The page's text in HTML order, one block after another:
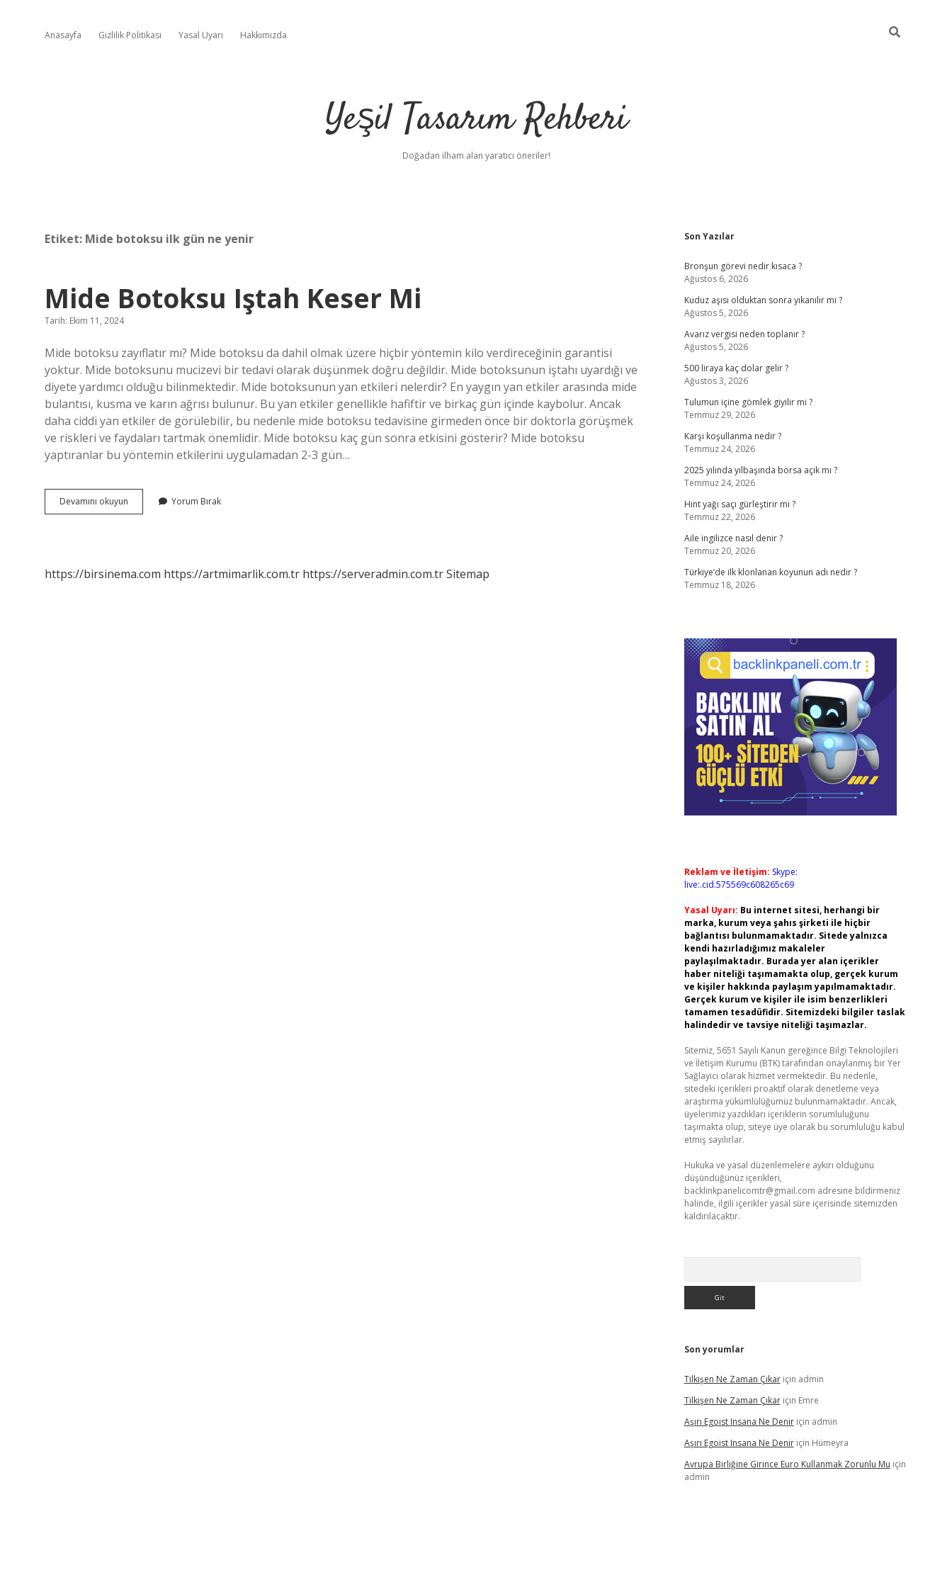
Anasayfa Gizlilik Politikası Yasal Uyarı Hakkımızda
Yeşil Tasarım Rehberi
Doğadan ilham alan yaratıcı öneriler!
Etiket: Mide botoksu ilk gün ne yenir
Mide Botoksu Iştah Keser Mi
Tarih: Ekim 11, 2024
Mide botoksu zayıflatır mı? Mide botoksu da dahil olmak üzere hiçbir yöntemin kilo verdireceğinin garantisi
yoktur. Mide botoksunu mucizevi bir tedavi olarak düşünmek doğru değildir. Mide botoksunun iştahı uyardığı ve
diyete yardımcı olduğu bilinmektedir. Mide botoksunun yan etkileri nelerdir? En yaygın yan etkiler arasında mide
bulantısı, kusma ve karın ağrısı bulunur. Bu yan etkiler genellikle hafiftir ve birkaç gün içinde kaybolur. Ancak
daha ciddi yan etkiler de görülebilir, bu nedenle mide botoksu tedavisine girmeden önce bir doktorla görüşmek
ve riskleri ve faydaları tartmak önemlidir. Mide botoksu kaç gün sonra etkisini gösterir? Mide botoksu
yaptıranlar bu yöntemin etkilerini uygulamadan 2-3 gün…
Devamını okuyun
Botoksu
Yorum Bırak
https://birsinema.com https://artmimarlik.com.tr https://serveradmin.com.trSitemap
Sidebar
Son Yazılar
Bronşun görevi nedir kısaca ?
Ağustos 6, 2026
Kuduz aşısı olduktan sonra yıkanılır mı ?
Ağustos 5, 2026
Avarız vergisi neden toplanır ?
Ağustos 5, 2026
500 liraya kaç dolar gelir ?
Ağustos 3, 2026
Tulumun içine gömlek giyilir mi ?
Temmuz 29, 2026
Karşı koşullanma nedir ?
Temmuz 24, 2026
2025 yılında yılbaşında borsa açık mı ?
Temmuz 24, 2026
Hint yağı saçı gürleştirir mi ?
Temmuz 22, 2026
Aile ingilizce nasıl denir ?
Temmuz 20, 2026
Türkiye’de ilk klonlanan koyunun adı nedir ?
Temmuz 18, 2026
Reklam ve İletişim: Skype:
live:.cid.575569c608265c69
Yasal Uyarı: Bu internet sitesi, herhangi bir
marka, kurum veya şahıs şirketi ile hiçbir
bağlantısı bulunmamaktadır. Sitede yalnızca
kendi hazırladığımız makaleler
paylaşılmaktadır. Burada yer alan içerikler
haber niteliği taşımamakta olup, gerçek kurum
ve kişiler hakkında paylaşım yapılmamaktadır.
Gerçek kurum ve kişiler ile isim benzerlikleri
tamamen tesadüfidir. Sitemizdeki bilgiler taslak
halindedir ve tavsiye niteliği taşımazlar.
Sitemiz, 5651 Sayılı Kanun gereğince Bilgi Teknolojileri
ve İletişim Kurumu (BTK) tarafından onaylanmış bir Yer
Sağlayıcı olarak hizmet vermektedir. Bu nedenle,
sitedeki içerikleri proaktif olarak denetleme veya
araştırma yükümlülüğümüz bulunmamaktadır. Ancak,
üyelerimiz yazdıkları içeriklerin sorumluluğunu
taşımakta olup, siteye üye olarak bu sorumluluğu kabul
etmiş sayılırlar.
Hukuka ve yasal düzenlemelere aykırı olduğunu
düşündüğünüz içerikleri,
backlinkpanelicomtr@gmail.com adresine bildirmeniz
halinde, ilgili içerikler yasal süre içerisinde sitemizden
kaldırılacaktır.
Son yorumlar
Tilkişen Ne Zaman Çıkariçin admin
Tilkişen Ne Zaman Çıkariçin Emre
Aşırı Egoist Insana Ne Deniriçin admin
Aşırı Egoist Insana Ne Deniriçin Hümeyra
Avrupa Birliğine Girince Euro Kullanmak Zorunlu Mu için
admin